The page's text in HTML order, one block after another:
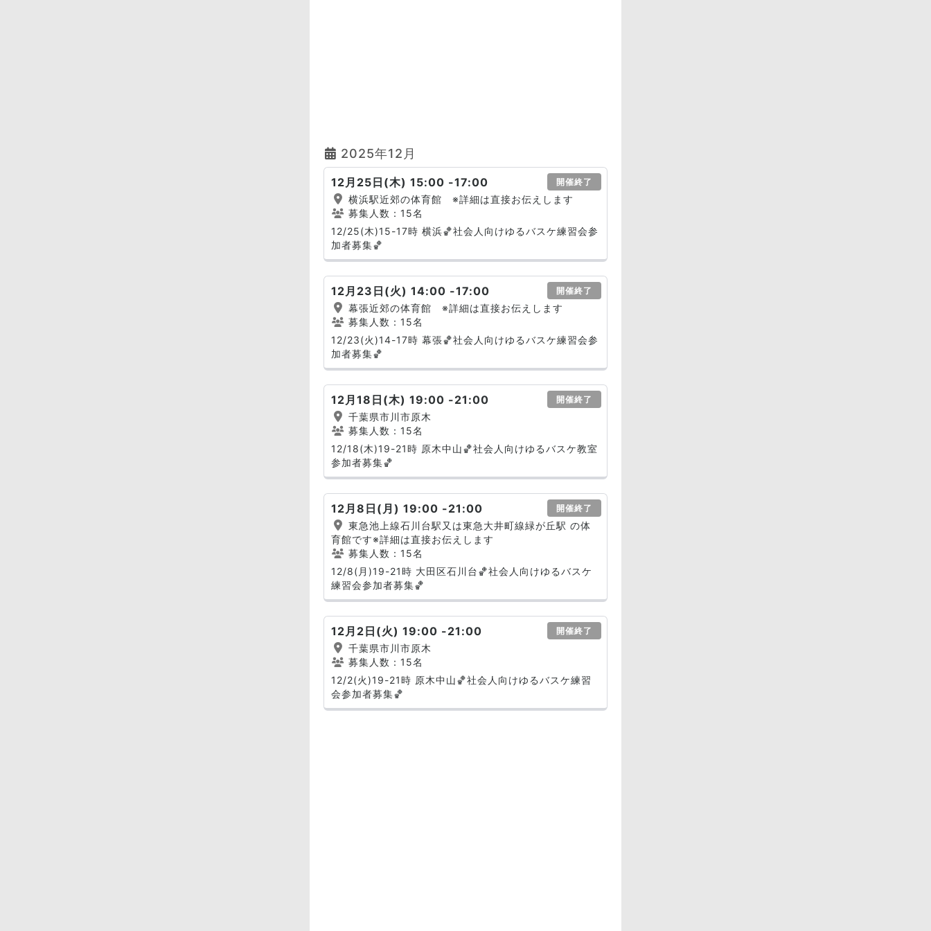
2025年12月
12月25日(木) 15:00 -17:00 開催終了
横浜駅近郊の体育館 ※詳細は直接お伝えします
募集人数：15名
12/25(木)15-17時 横浜🏀社会人向けゆるバスケ練習会参
加者募集🏀
12月23日(火) 14:00 -17:00 開催終了
幕張近郊の体育館 ※詳細は直接お伝えします
募集人数：15名
12/23(火)14-17時 幕張🏀社会人向けゆるバスケ練習会参
加者募集🏀
12月18日(木) 19:00 -21:00 開催終了
千葉県市川市原木
募集人数：15名
12/18(木)19-21時 原木中山🏀社会人向けゆるバスケ教室
参加者募集🏀
12月8日(月) 19:00 -21:00 開催終了
東急池上線石川台駅又は東急大井町線緑が丘駅 の体
育館です※詳細は直接お伝えします
募集人数：15名
12/8(月)19-21時 大田区石川台🏀社会人向けゆるバスケ
練習会参加者募集🏀
12月2日(火) 19:00 -21:00 開催終了
千葉県市川市原木
募集人数：15名
12/2(火)19-21時 原木中山🏀社会人向けゆるバスケ練習
会参加者募集🏀